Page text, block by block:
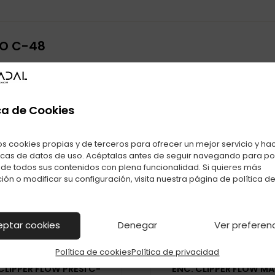
de Cookies
cookies propias y de terceros para ofrecer un mejor servicio y
de datos de uso. Acéptalas antes de seguir navegando para
todos sus contenidos con plena funcionalidad. Si quieres más
o modificar su configuración, visita nuestra página de política de
cookies Denegar Ver
Política de cookiesPolítica de privacidad
C-48
También te puede interesar
Productos relacionados con ENC. CLIPPER FLOW ZODIACO C-48
FLOW PRESI C-
ENC. CLIPPER FLOW